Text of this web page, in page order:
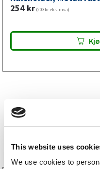
This website uses
We use cookies to
mm,
antall
254 kr (203kr eks. mva)